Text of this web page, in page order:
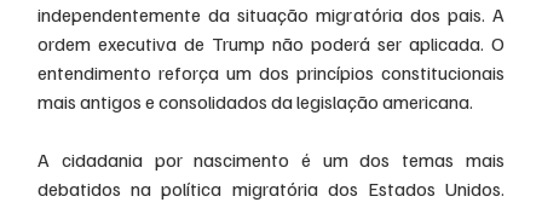
independentemente da situação migratória dos pais. A
ordem executiva de Trump não poderá ser aplicada. O
entendimento reforça um dos princípios constitucionais
mais antigos e consolidados da legislação americana.
A cidadania por nascimento é um dos temas mais
debatidos na política migratória dos Estados Unidos.